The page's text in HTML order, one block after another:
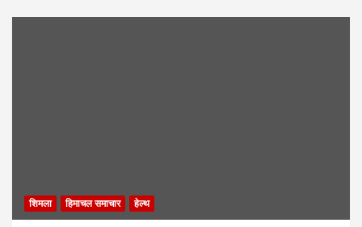
शिमला हिमाचल समाचार हेल्थ